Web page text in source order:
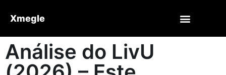
Xmegle
Análise do LivU